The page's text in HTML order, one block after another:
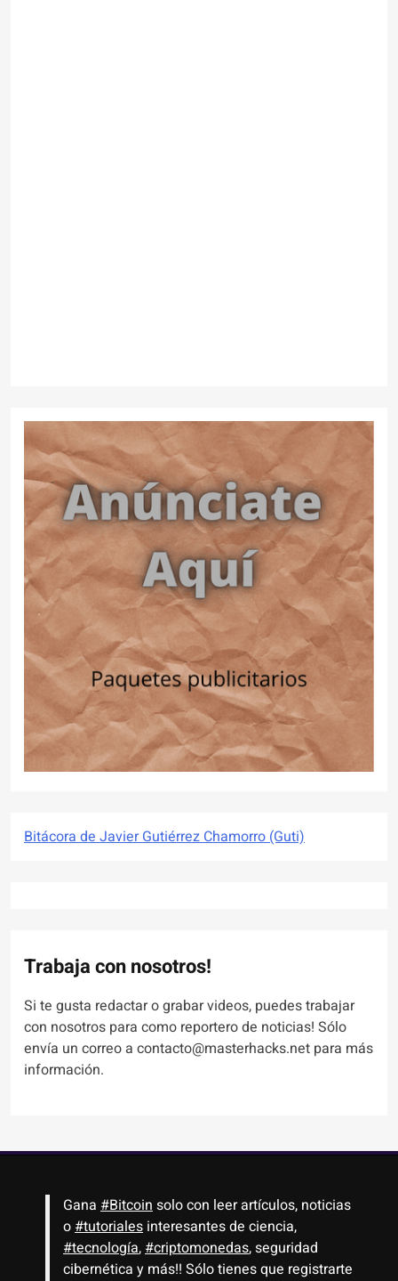
Bitácora de Javier Gutiérrez Chamorro (Guti)
Trabaja con nosotros!
Si te gusta redactar o grabar videos, puedes trabajar
con nosotros para como reportero de noticias! Sólo
envía un correo a contacto@masterhacks.net para más
información.
Gana #Bitcoin solo con leer artículos, noticias
o #tutoriales interesantes de ciencia,
#tecnología, #criptomonedas, seguridad
cibernética y más!! Sólo tienes que registrarte